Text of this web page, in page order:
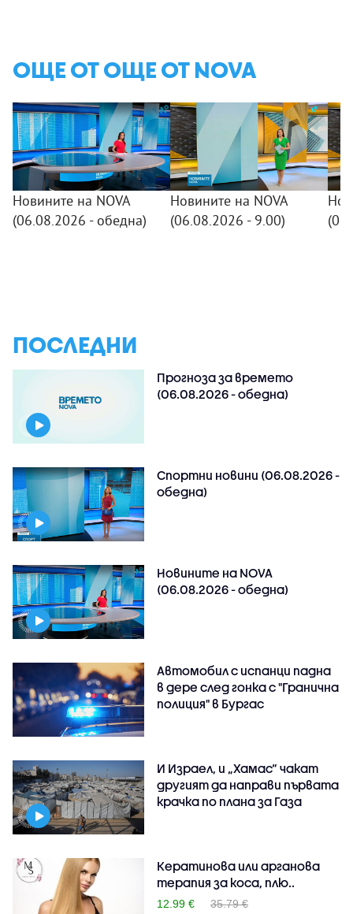
ОЩЕ ОТ ОЩЕ ОТ NOVA
Новините на NOVA
(06.08.2026 - обедна)
Новините на NOVA
(06.08.2026 - 9.00)
ПОСЛЕДНИ
Прогноза за времето
(06.08.2026 - обедна)
Спортни новини (06.08.2026 -
обедна)
Новините на NOVA
(06.08.2026 - обедна)
Автомобил с испанци падна
в дере след гонка с "Гранична
полиция" в Бургас
И Израел, и „Хамас“ чакат
другият да направи първата
крачка по плана за Газа
Кератинова или арганова
терапия за коса, плю..
12.99 € 35.79 €